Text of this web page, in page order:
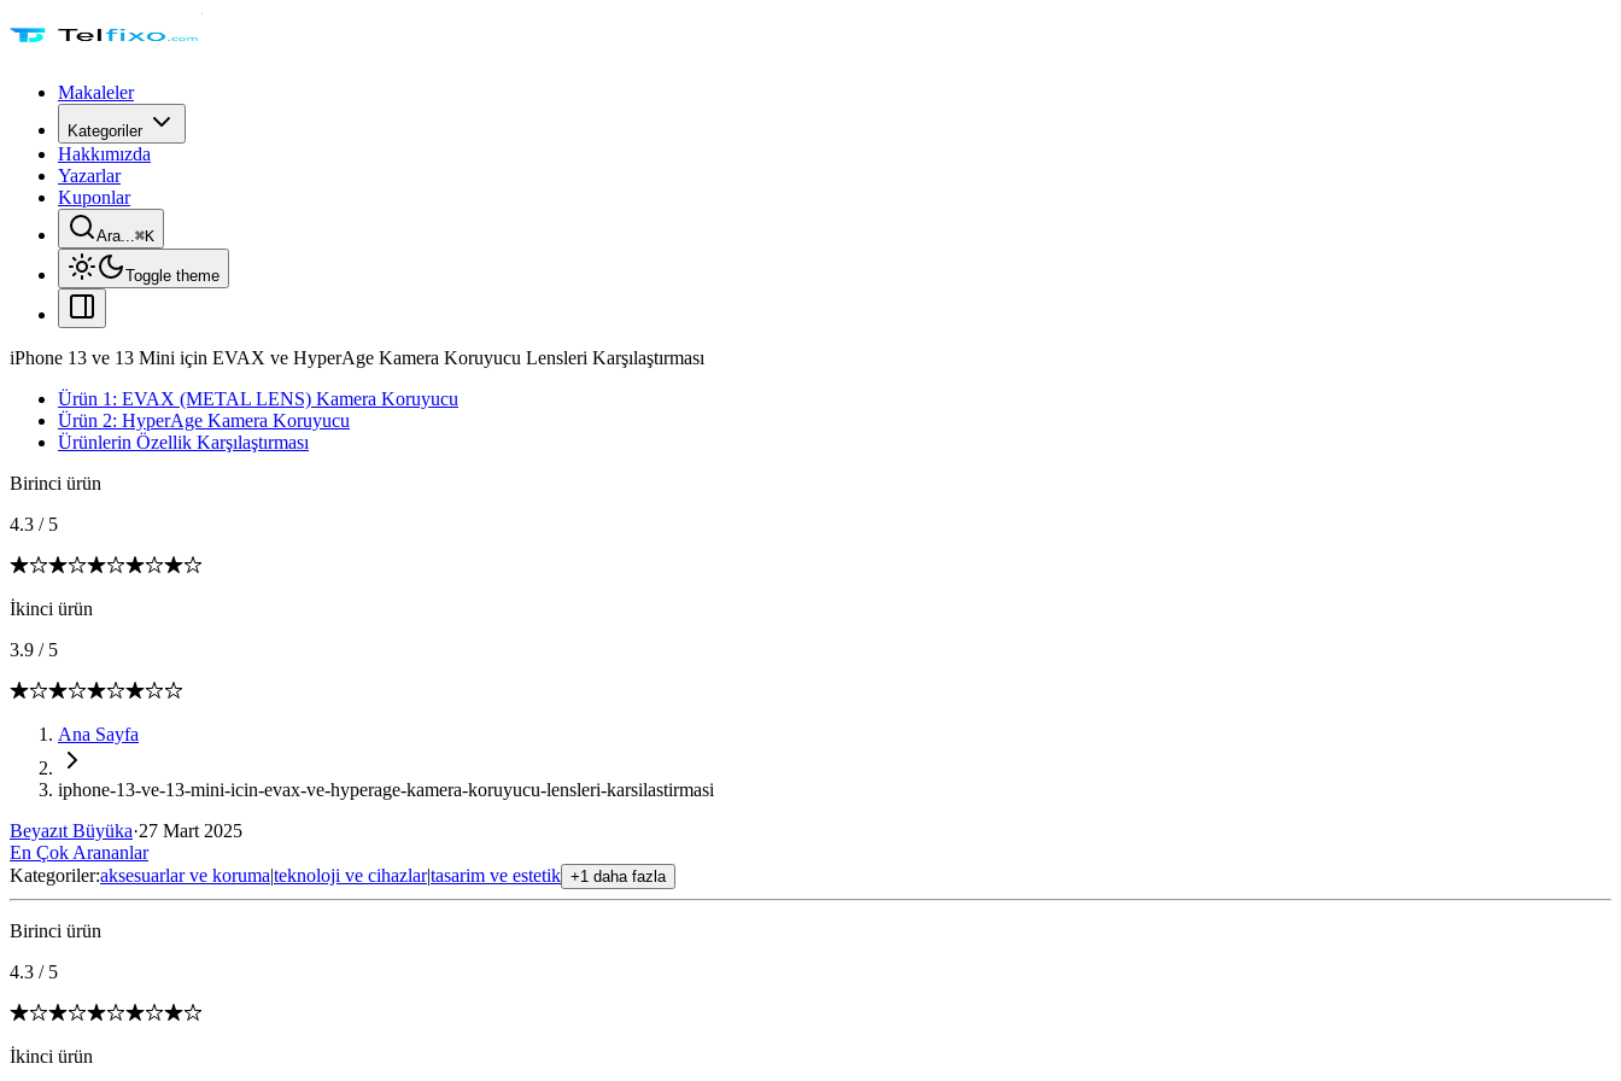
Makaleler
Kategoriler
Hakkımızda
Yazarlar
Kuponlar
Ara...⌘K
Toggle theme
iPhone 13 ve 13 Mini için EVAX ve HyperAge Kamera Koruyucu Lensleri Karşılaştırması
Ürün 1: EVAX (METAL LENS) Kamera Koruyucu
Ürün 2: HyperAge Kamera Koruyucu
Ürünlerin Özellik Karşılaştırması
Birinci ürün
4.3 / 5
İkinci ürün
3.9 / 5
Ana Sayfa
iphone-13-ve-13-mini-icin-evax-ve-hyperage-kamera-koruyucu-lensleri-karsilastirmasi
Beyazıt Büyüka·27 Mart 2025
En Çok Arananlar
Kategoriler:aksesuarlar ve koruma|teknoloji ve cihazlar|tasarim ve estetik +1 daha fazla
Birinci ürün
4.3 / 5
İkinci ürün